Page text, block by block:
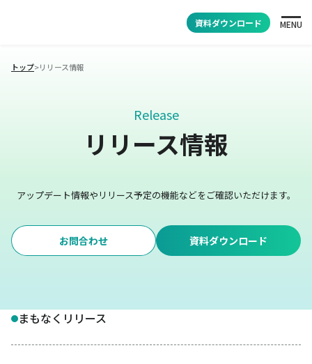
資料ダウンロード MENU
トップ>リリース情報
Release
リリース情報
アップデート情報やリリース予定の機能などをご確認いただけます。
お問合わせ 資料ダウンロード
まもなくリリース